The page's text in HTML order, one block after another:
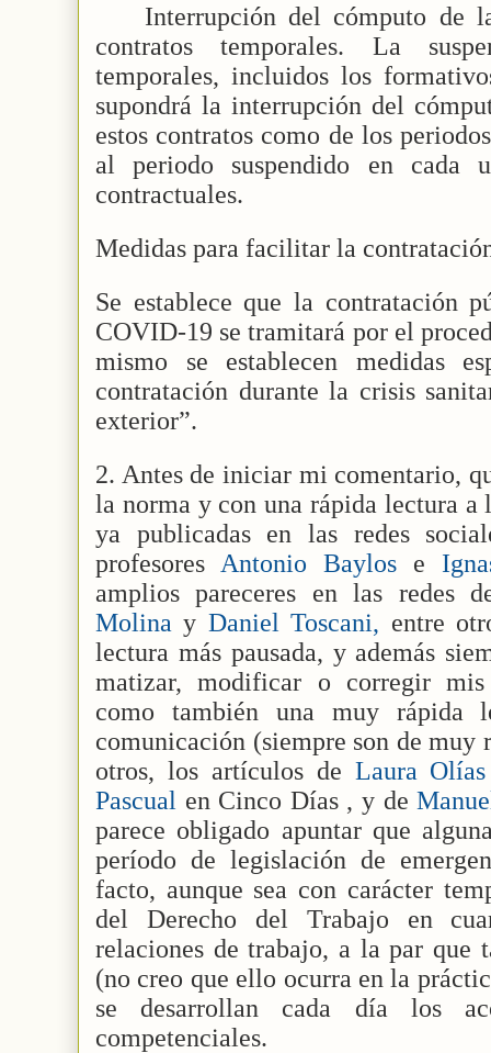
Interrupción del cómputo de
contratos temporales. La
temporales, incluidos los
supondrá la interrupción del
estos contratos como de los
al periodo suspendido en cada
contractuales.
Medidas para facilitar la
Se establece que la contratación
COVID-19 se tramitará por el
mismo se establecen medidas
contratación durante la crisis
exterior”.
2. Antes de iniciar mi comentario,
la norma y con una rápida lectura a
ya publicadas en las redes
profesores Antonio Baylos e
amplios pareceres en las redes
Molina y Daniel Toscani, entre
lectura más pausada, y además
matizar, modificar o corregir
como también una muy rápida
comunicación (siempre son de muy
otros, los artículos de Laura
Pascual en Cinco Días , y de
parece obligado apuntar que
período de legislación de
facto, aunque sea con carácter
del Derecho del Trabajo en
relaciones de trabajo, a la par que
(no creo que ello ocurra en la
se desarrollan cada día los
competenciales.